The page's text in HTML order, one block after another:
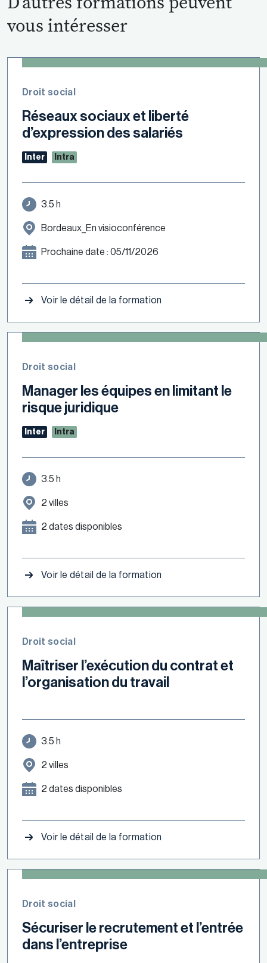
vous intéresser
Droit social
Réseaux sociaux et liberté
d’expression des salariés
Inter Intra
3.5 h
Bordeaux_En visioconférence
Prochaine date : 05/11/2026
Voir le détail de la formation
Droit social
Manager les équipes en limitant le
risque juridique
Inter Intra
3.5 h
2 villes
2 dates disponibles
Voir le détail de la formation
Droit social
Maîtriser l’exécution du contrat et
l’organisation du travail
3.5 h
2 villes
2 dates disponibles
Voir le détail de la formation
Droit social
Sécuriser le recrutement et l’entrée
dans l’entreprise